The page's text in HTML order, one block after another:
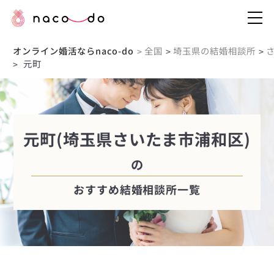
オンライン婚活ならnaco-do > 全国 > 埼玉県の結婚相談所 >
> 元町
元町(埼玉県さいたま市浦和区)
の
おすすめ結婚相談所一覧